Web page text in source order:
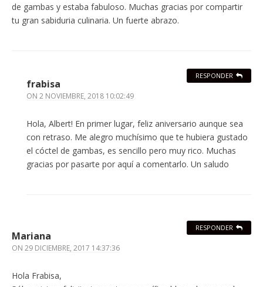
de gambas y estaba fabuloso. Muchas gracias por compartir
tu gran sabiduria culinaria. Un fuerte abrazo.
frabisa
ON 2 NOVIEMBRE, 2018 10:02:49
Hola, Albert! En primer lugar, feliz aniversario aunque sea
con retraso. Me alegro muchísimo que te hubiera gustado
el cóctel de gambas, es sencillo pero muy rico. Muchas
gracias por pasarte por aquí a comentarlo. Un saludo
RESPONDER
Mariana
ON 29 DICIEMBRE, 2017 14:37:36
Hola Frabisa,
RESPONDER